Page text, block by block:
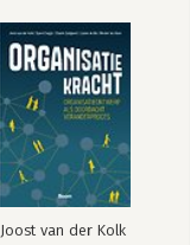
Joost van der Kolk